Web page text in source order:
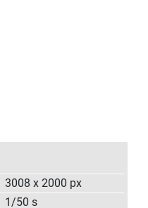
3008 x 2000 px
1/50 s